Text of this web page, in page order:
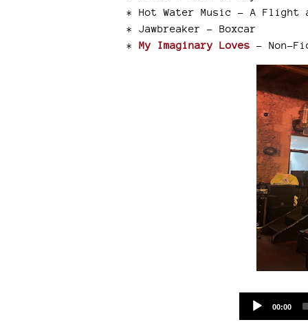
* Hot Water Music - A Flight
* Jawbreaker - Boxcar
* My Imaginary Loves - Non-
Current
00:00